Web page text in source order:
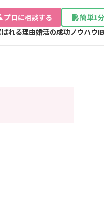
プロに相談する
簡単1
れる理由婚活の成功ノウハウ